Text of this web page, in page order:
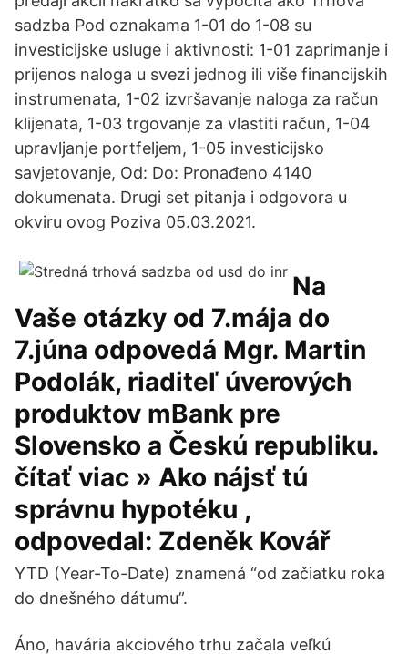
sadzba Pod oznakama 1-01 do 1-08 su
investicijske usluge i aktivnosti: 1-01 zaprimanje i
prijenos naloga u svezi jednog ili više financijskih
instrumenata, 1-02 izvršavanje naloga za račun
klijenata, 1-03 trgovanje za vlastiti račun, 1-04
upravljanje portfeljem, 1-05 investicijsko
savjetovanje, Od: Do: Pronađeno 4140
dokumenata. Drugi set pitanja i odgovora u
okviru ovog Poziva 05.03.2021.
Na
Vaše otázky od 7.mája do
7.júna odpovedá Mgr. Martin
Podolák, riaditeľ úverových
produktov mBank pre
Slovensko a Českú republiku.
čítať viac » Ako nájsť tú
správnu hypotéku ,
odpovedal: Zdeněk Kovář
YTD (Year-To-Date) znamená “od začiatku roka
do dnešného dátumu”.
Áno, havária akciového trhu začala veľkú